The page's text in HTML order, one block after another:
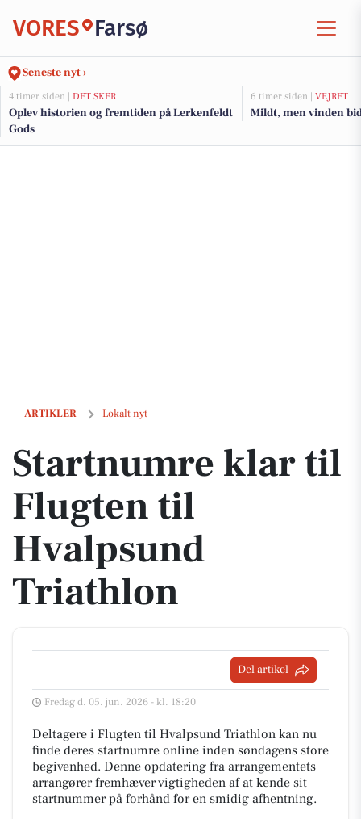
VORES Farsø
Seneste nyt ›
4 timer siden | DET SKER
Oplev historien og fremtiden på Lerkenfeldt
Gods
6 timer siden | VEJRET
Mildt, men vinden
ARTIKLER Lokalt nyt
Startnumre klar til Flugten til Hvalpsund Triathlon
Startnumre klar til
Flugten til
Hvalpsund
Triathlon
Del artikel
Fredag d. 05. jun. 2026 - kl. 18:20
Deltagere i Flugten til Hvalpsund Triathlon kan nu
finde deres startnumre online inden søndagens store
begivenhed. Denne opdatering fra arrangementets
arrangører fremhæver vigtigheden af at kende sit
startnummer på forhånd for en smidig afhentning.